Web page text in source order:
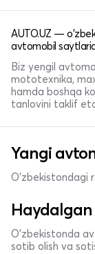
AUTO.UZ —
avtomobil
Biz yengil
mototexnika,
hamda boshqa
tanlovini taklif
Yangi
O'zbekistondagi
O'zbekistonda
sotib olish va